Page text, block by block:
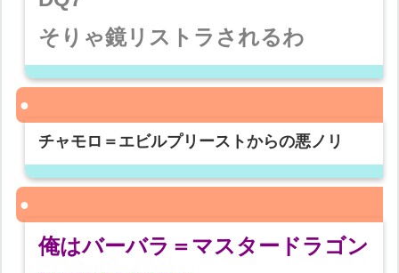
そりゃ鏡リストラされるわ
チャモロ＝エビルプリーストからの悪ノリ
俺はバーバラ＝マスタードラゴン